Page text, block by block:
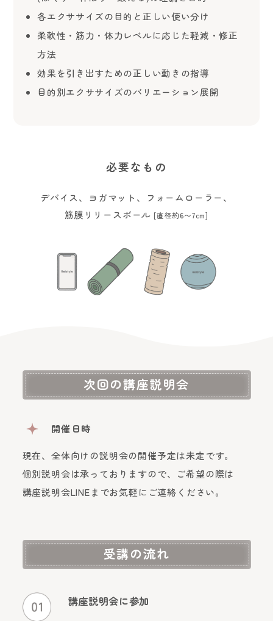
各エクササイズの目的と正しい使い分け
柔軟性・筋力・体力レベルに応じた軽減・修正
方法
効果を引き出すための正しい動きの指導
目的別エクササイズのバリエーション展開
必要なもの
デバイス、ヨガマット、フォームローラー、
筋膜リリースボール [直径約6〜7cm]
次回の講座説明会
開催日時
現在、全体向けの説明会の開催予定は未定です。
個別説明会は承っておりますので、ご希望の際は
講座説明会LINEまでお気軽にご連絡ください。
受講の流れ
講座説明会に参加